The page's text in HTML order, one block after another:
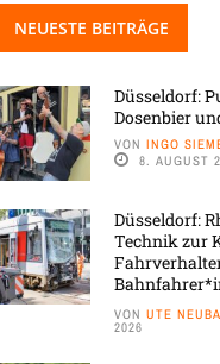
NEUESTE BEITRÄGE
Düsseldorf:
Dosenbier
VON INGO
8. AUGUST
Düsseldorf:
Technik zur
VON UTE
2026